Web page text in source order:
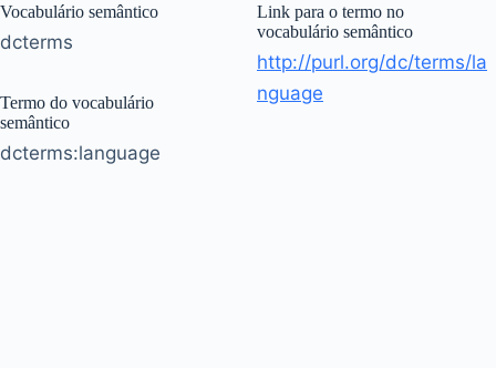
Vocabulário semântico
dcterms
Termo do vocabulário
semântico
dcterms:language
Link para o termo no
vocabulário semântico
http://purl.org/dc/terms/la
nguage